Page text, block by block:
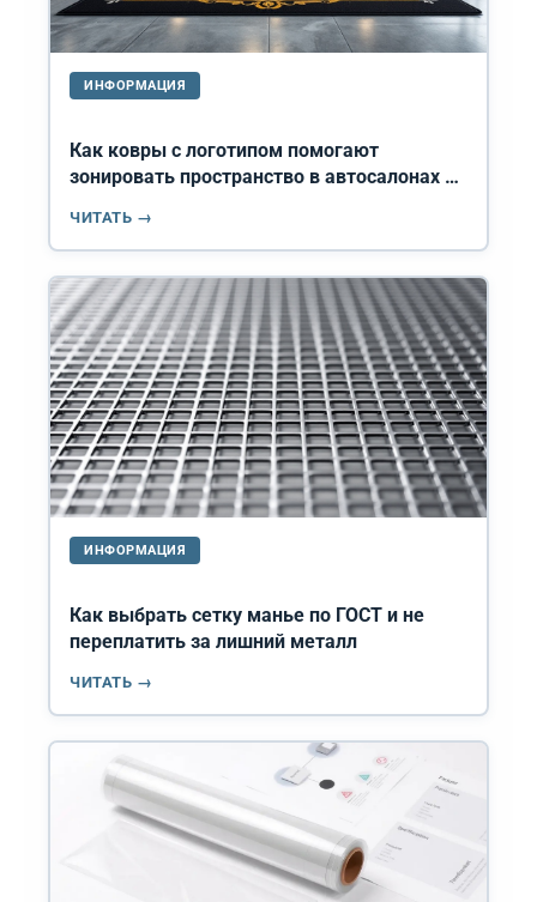
ИНФОРМАЦИЯ
Как ковры с логотипом помогают
зонировать пространство в автосалонах и
ЧИТАТЬ →
ИНФОРМАЦИЯ
Как выбрать сетку манье по ГОСТ и не
переплатить за лишний металл
ЧИТАТЬ →